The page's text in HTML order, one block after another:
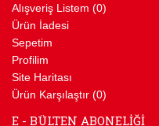
Alışveriş Listem (0)
Ürün İadesi
Sepetim
Profilim
Site Haritası
Ürün Karşılaştır (0)
E - BÜLTEN ABONELİĞİ